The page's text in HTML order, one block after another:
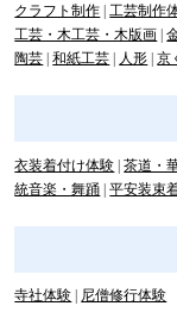
クラフト制作 工芸制作
工芸・木工芸・木版画
陶芸 和紙工芸 人形 京
衣装着付け体験 茶道・
統音楽・舞踊 平安装束
寺社体験 尼僧修行体験